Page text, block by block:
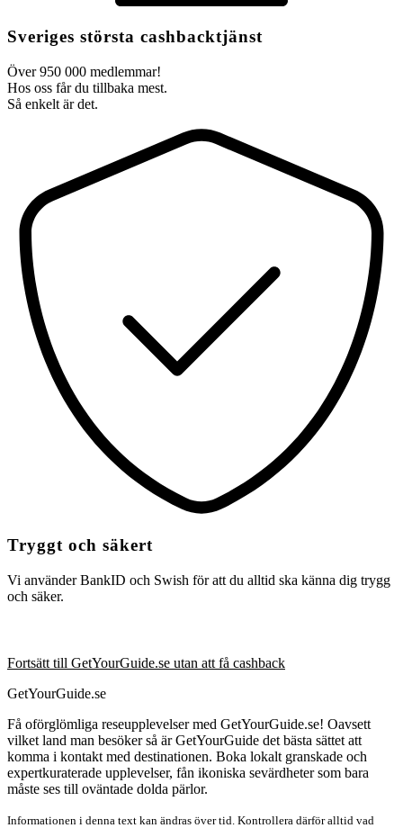
Sveriges största cashbacktjänst
Över 950 000 medlemmar!
Hos oss får du tillbaka mest.
Så enkelt är det.
Tryggt och säkert
Vi använder BankID och Swish för att du alltid ska känna dig trygg
och säker.
Fortsätt till GetYourGuide.se utan att få cashback
GetYourGuide.se
Få oförglömliga reseupplevelser med GetYourGuide.se! Oavsett
vilket land man besöker så är GetYourGuide det bästa sättet att
komma i kontakt med destinationen. Boka lokalt granskade och
expertkuraterade upplevelser, fån ikoniska sevärdheter som bara
måste ses till oväntade dolda pärlor.
Informationen i denna text kan ändras över tid. Kontrollera därför alltid vad